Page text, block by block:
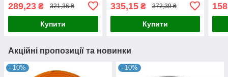
DSRA10V1SF114F114SS
289,23 ₴ 321,36 ₴
Купити
DSRA10V1SF112F112SS
335,15₴ 372,39 ₴
Купити
Акційні пропозиції та новинки
–10% –10%